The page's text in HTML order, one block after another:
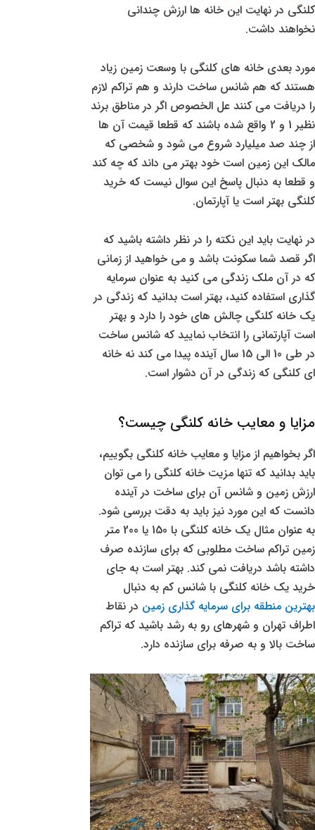
کلنگی در نهایت این خانه ها ارزش چندانی
نخواهند داشت.
مورد بعدی خانه های کلنگی با وسعت زمین زیاد
هستند که هم شانس ساخت دارند و هم تراکم لازم
را دریافت می کنند عل الخصوص اگر در مناطق برند
نظیر 1 و 2 واقع شده باشند که قطعا قیمت آن ها
از چند صد میلیارد شروع می شود و شخصی که
مالک این زمین است خود بهتر می داند که چه کند
و قطعا به دنبال پاسخ این سوال نیست که خرید
کلنگی بهتر است یا آپارتمان.
در نهایت باید این نکته را در نظر داشته باشید که
اگر قصد شما سکونت باشد و می خواهید از زمانی
که در آن ملک زندگی می کنید به عنوان سرمایه
گذاری استفاده کنید، بهتر است بدانید که زندگی در
یک خانه کلنگی چالش های خود را دارد و بهتر
است آپارتمانی را انتخاب نمایید که شانس ساخت
در طی 10 الی 15 سال آینده پیدا می کند نه خانه
ای کلنگی که زندگی در آن دشوار است.
مزایا و معایب خانه کلنگی چیست؟
اگر بخواهیم از مزایا و معایب خانه کلنگی بگوییم،
باید بدانید که تنها مزیت خانه کلنگی را می توان
ارزش زمین و شانس آن برای ساخت در آینده
دانست که این مورد نیز باید به دقت بررسی شود.
به عنوان مثال یک خانه کلنگی با 150 یا 200 متر
زمین تراکم ساخت مطلوبی که برای سازنده صرف
داشته باشد دریافت نمی کند. بهتر است به جای
خرید یک خانه کلنگی با شانس کم به دنبال
بهترین منطقه برای سرمایه گذاری زمین در نقاط
اطراف تهران و شهرهای رو به رشد باشید که تراکم
ساخت بالا و به صرفه برای سازنده دارد.